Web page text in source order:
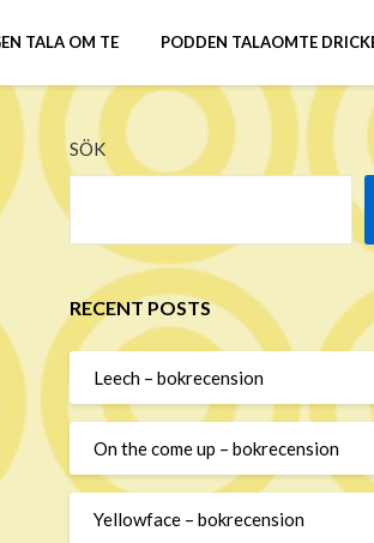
TALA OM TE PODDEN TALAOMTE
SÖK
RECENT POSTS
Leech – bokrecension
On the come up – bokrecension
Yellowface – bokrecension